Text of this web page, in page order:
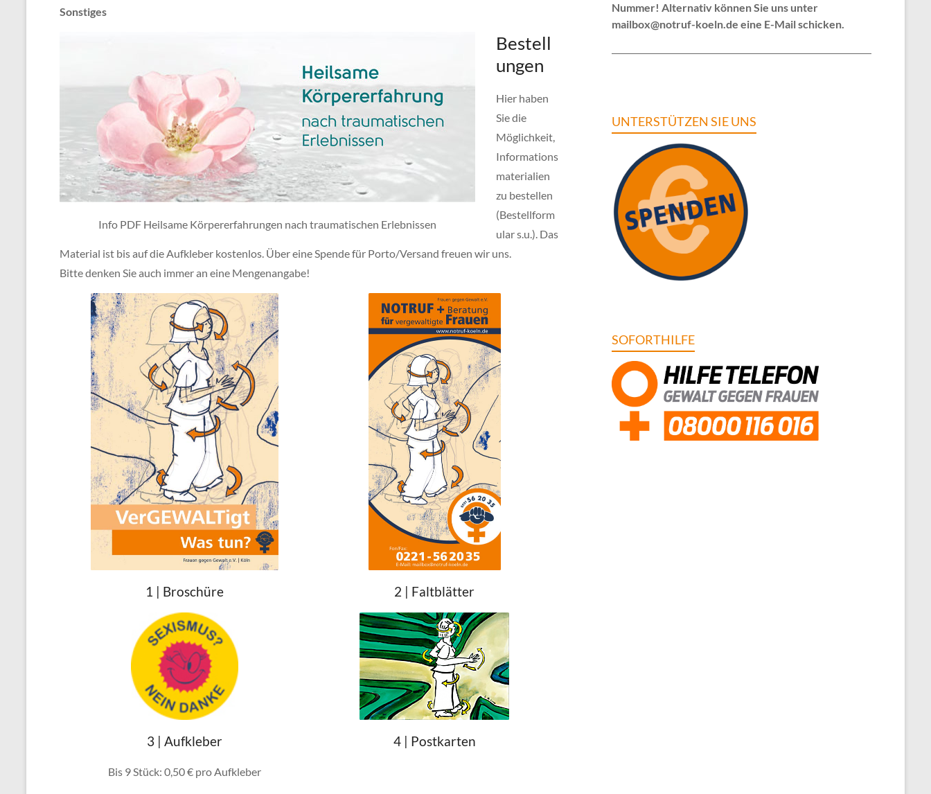
Sonstiges
Info PDF Heilsame Körpererfahrungen nach traumatischen Erlebnissen
Bestell
ungen
Hier haben
Sie die
Möglichkeit,
Informations
materialien
zu bestellen
(Bestellform
ular s.u.). Das
Material ist bis auf die Aufkleber kostenlos. Über eine Spende für Porto/Versand freuen wir uns.
Bitte denken Sie auch immer an eine Mengenangabe!
1 | Broschüre 2 | Faltblätter
3 | Aufkleber
Bis 9 Stück: 0,50 € pro Aufkleber
4 | Postkarten
Nummer! Alternativ können Sie uns unter
mailbox@notruf-koeln.de eine E-Mail schicken.
UNTERSTÜTZEN SIE UNS
SOFORTHILFE